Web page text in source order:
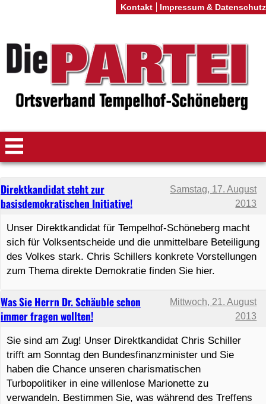
Was Sie Herrn Dr. Schäuble schon
immer fragen wollten!
Mittwoch, 21. August
2013
Sie sind am Zug! Unser Direktkandidat Chris Schiller
trifft am Sonntag den Bundesfinanzminister und Sie
haben die Chance unseren charismatischen
Turbopolitiker in eine willenlose Marionette zu
verwandeln. Bestimmen Sie, was während des Treffens
Direktkandidat steht zur
basisdemokratischen Initiative!
Samstag, 17. August
2013
Unser Direktkandidat für Tempelhof-Schöneberg macht
sich für Volksentscheide und die unmittelbare Beteiligung
des Volkes stark. Chris Schillers konkrete Vorstellungen
zum Thema direkte Demokratie finden Sie hier.
Kontakt Impressum & Datenschutz